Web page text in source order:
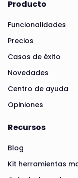
Producto
Funcionalidades
Precios
Casos de éxito
Novedades
Centro de ayuda
Opiniones
Recursos
Blog
Kit herramientas